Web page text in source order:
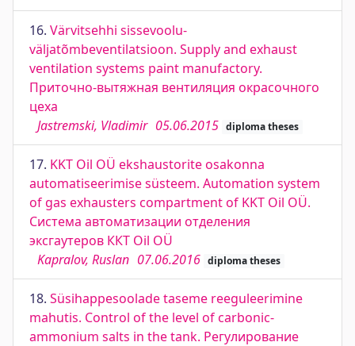
16. Värvitsehhi sissevoolu-
väljatõmbeventilatsioon. Supply and exhaust
ventilation systems paint manufactory.
Приточно-вытяжная вентиляция окрасочного
цеха
Jastremski, Vladimir 05.06.2015 diploma theses
17. KKT Oil OÜ ekshaustorite osakonna
automatiseerimise süsteem. Automation system
of gas exhausters compartment of KKT Oil OÜ.
Система автоматизации отделения
эксгаутеров ККТ Oil OÜ
Kapralov, Ruslan 07.06.2016 diploma theses
18. Süsihappesoolade taseme reeguleerimine
mahutis. Control of the level of carbonic-
ammonium salts in the tank. Регулирование